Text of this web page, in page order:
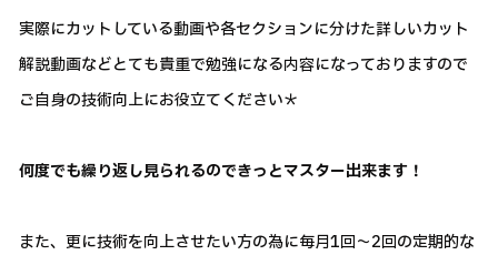
実際にカットしている動画や各セクションに分けた詳しいカット
解説動画などとても貴重で勉強になる内容になっておりますので
ご自身の技術向上にお役立てください＊
何度でも繰り返し見られるのできっとマスター出来ます！
また、更に技術を向上させたい方の為に毎月1回～2回の定期的な